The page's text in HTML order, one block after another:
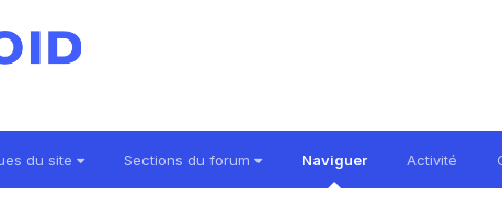
du site Sections du forum Naviguer Activité